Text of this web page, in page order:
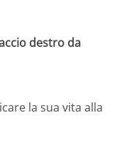
destro da
la sua vita alla